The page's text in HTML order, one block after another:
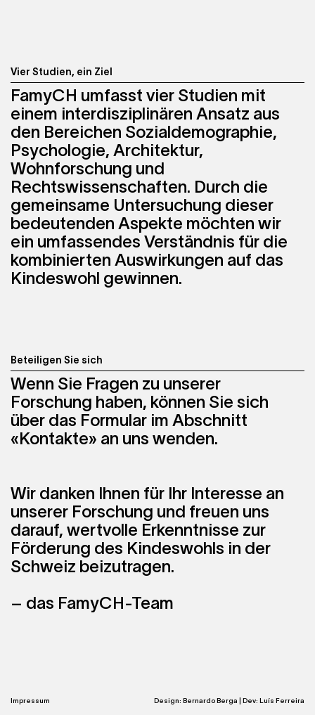
Vier Studien, ein Ziel
FamyCH umfasst vier Studien mit
einem interdisziplinären Ansatz aus
den Bereichen Sozialdemographie,
Psychologie, Architektur,
Wohnforschung und
Rechtswissenschaften. Durch die
gemeinsame Untersuchung dieser
bedeutenden Aspekte möchten wir
ein umfassendes Verständnis für die
kombinierten Auswirkungen auf das
Kindeswohl gewinnen.
Beteiligen Sie sich
Wenn Sie Fragen zu unserer
Forschung haben, können Sie sich
über das Formular im Abschnitt
«Kontakte» an uns wenden.
Wir danken Ihnen für Ihr Interesse an
unserer Forschung und freuen uns
darauf, wertvolle Erkenntnisse zur
Förderung des Kindeswohls in der
Schweiz beizutragen.
– das FamyCH-Team
Impressum Design: Bernardo Berga | Dev: Luís Ferreira